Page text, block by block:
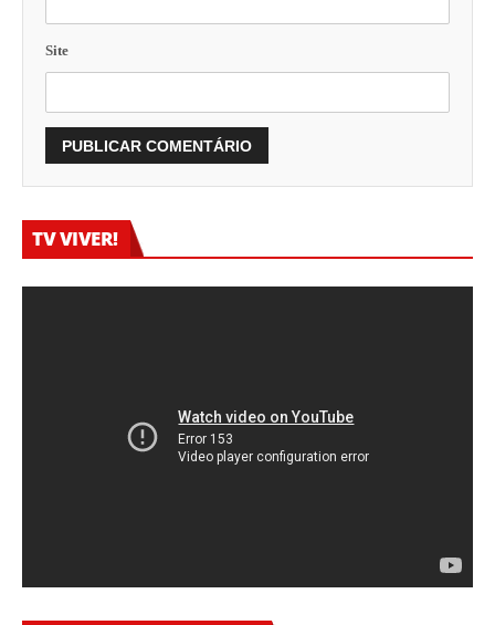
Site
TV VIVER!